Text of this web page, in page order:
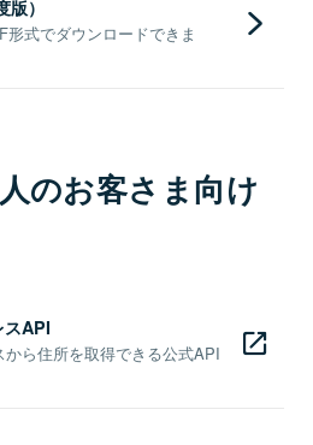
）
式でダウンロードできま
のお客さま向け
スAPI
ら住所を取得できる公式API